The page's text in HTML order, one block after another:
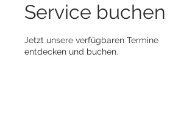
Service buchen
Jetzt unsere verfügbaren Termine
entdecken und buchen.